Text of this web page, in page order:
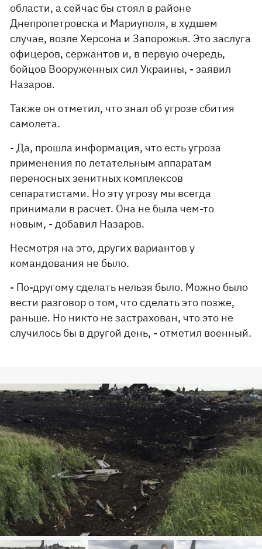
области, а сейчас бы стоял в районе
Днепропетровска и Мариуполя, в худшем
случае, возле Херсона и Запорожья. Это заслуга
офицеров, сержантов и, в первую очередь,
бойцов Вооруженных сил Украины, - заявил
Назаров.
Также он отметил, что знал об угрозе сбития
самолета.
- Да, прошла информация, что есть угроза
применения по летательным аппаратам
переносных зенитных комплексов
сепаратистами. Но эту угрозу мы всегда
принимали в расчет. Она не была чем-то
новым, - добавил Назаров.
Несмотря на это, других вариантов у
командования не было.
- По-другому сделать нельзя было. Можно было
вести разговор о том, что сделать это позже,
раньше. Но никто не застрахован, что это не
случилось бы в другой день, - отметил военный.